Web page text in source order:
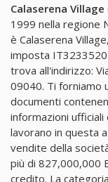
Calaserena Village
1999 nella regione
è Calaserena
imposta
trova all'indirizzo:
09040. Ti forniamo
documenti
informazioni
lavorano in questa
vendite della
più di 827,000,000
credito. La